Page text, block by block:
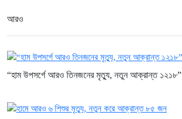
আরও
“হাম উপসর্গে আরও তিনজনের মৃত্যু, নতুন আক্রান্ত ১২১৮”